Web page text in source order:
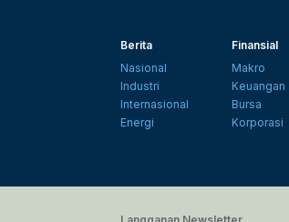
Berita
Nasional
Industri
Internasional
Energi
Finansial
Makro
Keuangan
Bursa
Korporasi